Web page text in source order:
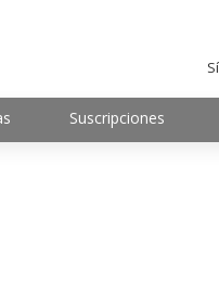
Suscripciones